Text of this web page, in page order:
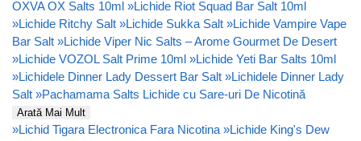
OXVA OX Salts 10ml »Lichide Riot Squad Bar Salt 10ml
»Lichide Ritchy Salt »Lichide Sukka Salt »Lichide Vampire Vape
Bar Salt »Lichide Viper Nic Salts – Arome Gourmet De Desert
»Lichide VOZOL Salt Prime 10ml »Lichide Yeti Bar Salts 10ml
»Lichidele Dinner Lady Dessert Bar Salt »Lichidele Dinner Lady
Salt »Pachamama Salts Lichide cu Sare-uri De Nicotină
Arată Mai Mult
»Lichid Tigara Electronica Fara Nicotina »Lichide King's Dew